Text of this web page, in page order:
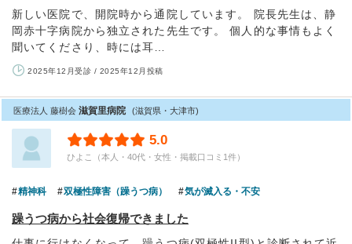
新しい医院で、開院時から通院しています。 院長先生は、静
岡赤十字病院から独立された先生です。 個人的な事情もよく
聞いてくださり、時には耳…
2025年12月受診 / 2025年12月投稿
医療法人 藤樹会 滋賀里病院 (滋賀県・大津市)
5.0
ひよこ（本人・40代・女性・掲載口コミ1件）
精神科 双極性障害（躁うつ病） 気が滅入る・不安
躁うつ病から社会復帰できました